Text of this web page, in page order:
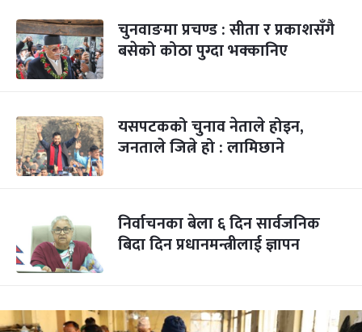
चुनवाङमा प्रचण्ड : सीता र प्रकाशसँगै
बसेको कोठा पुग्दा भक्कानिए
यसपटकको चुनाव नेताले होइन,
जनताले जित्ने हो : लामिछाने
निर्वाचनका बेला ६ दिन सार्वजनिक
बिदा दिन प्रधानमन्त्रीलाई ज्ञापन